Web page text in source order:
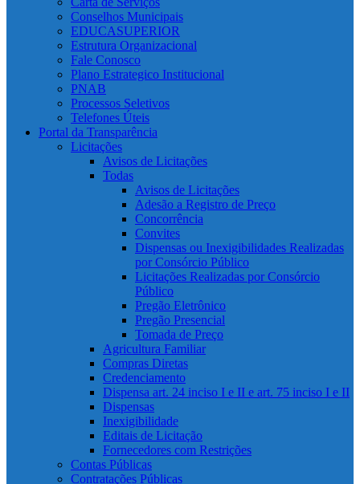
Conselhos Municipais
EDUCASUPERIOR
Estrutura Organizacional
Fale Conosco
Plano Estrategico Institucional
PNAB
Processos Seletivos
Telefones Úteis
Portal da Transparência
Licitações
Avisos de Licitações
Todas
Avisos de Licitações
Adesão a Registro de Preço
Concorrência
Convites
Dispensas ou Inexigibilidades Realizadas
por Consórcio Público
Licitações Realizadas por Consórcio
Público
Pregão Eletrônico
Pregão Presencial
Tomada de Preço
Agricultura Familiar
Compras Diretas
Credenciamento
Dispensa art. 24 inciso I e II e art. 75 inciso I e II
Dispensas
Inexigibilidade
Editais de Licitação
Fornecedores com Restrições
Contas Públicas
Contratações Públicas